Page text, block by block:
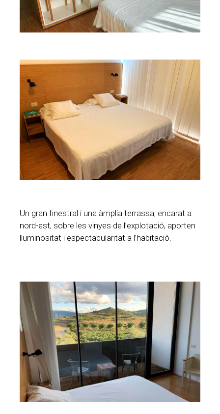
Un gran finestral i una àmplia terrassa, encarat a
nord-est, sobre les vinyes de l’explotació, aporten
lluminositat i espectacularitat a l’habitació.